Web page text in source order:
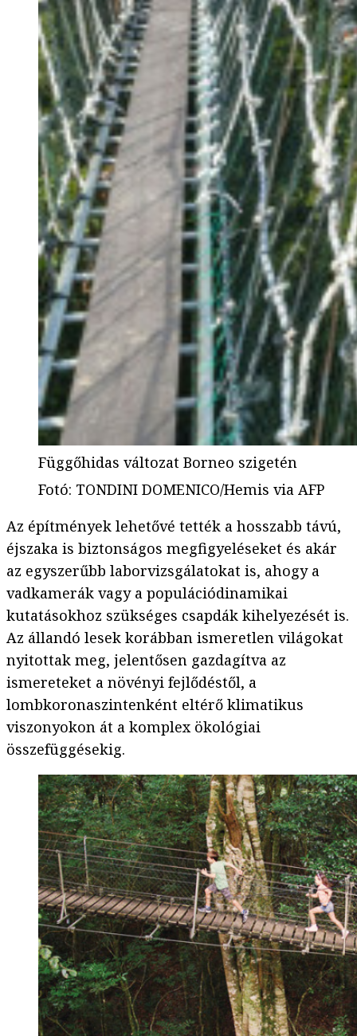
Függőhidas változat Borneo szigetén
Fotó: TONDINI DOMENICO/Hemis via AFP
Az építmények lehetővé tették a hosszabb távú,
éjszaka is biztonságos megfigyeléseket és akár
az egyszerűbb laborvizsgálatokat is, ahogy a
vadkamerák vagy a populációdinamikai
kutatásokhoz szükséges csapdák kihelyezését is.
Az állandó lesek korábban ismeretlen világokat
nyitottak meg, jelentősen gazdagítva az
ismereteket a növényi fejlődéstől, a
lombkoronaszintenként eltérő klimatikus
viszonyokon át a komplex ökológiai
összefüggésekig.